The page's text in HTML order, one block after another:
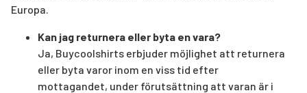
Europa.
Kan jag returnera eller byta en vara?
Ja, Buycoolshirts erbjuder möjlighet att returnera
eller byta varor inom en viss tid efter
mottagandet, under förutsättning att varan är i